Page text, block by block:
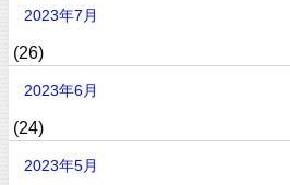
2023年7月
(26)
2023年6月
(24)
2023年5月